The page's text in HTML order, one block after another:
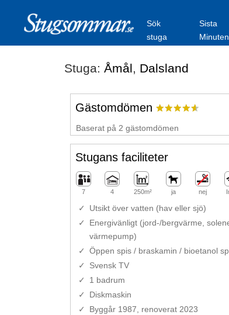
Sök
stuga
Sista
Minuten
Stuga: Åmål, Dalsland
Gästomdömen
Baserat på 2 gästomdömen
Stugans faciliteter
7 4 250m² ja nej
Utsikt över vatten (hav eller sjö)
Energivänligt (jord-/bergvärme,
värmepump)
Öppen spis / braskamin / bioetanol
Svensk TV
1 badrum
Diskmaskin
Byggår 1987, renoverat 2023